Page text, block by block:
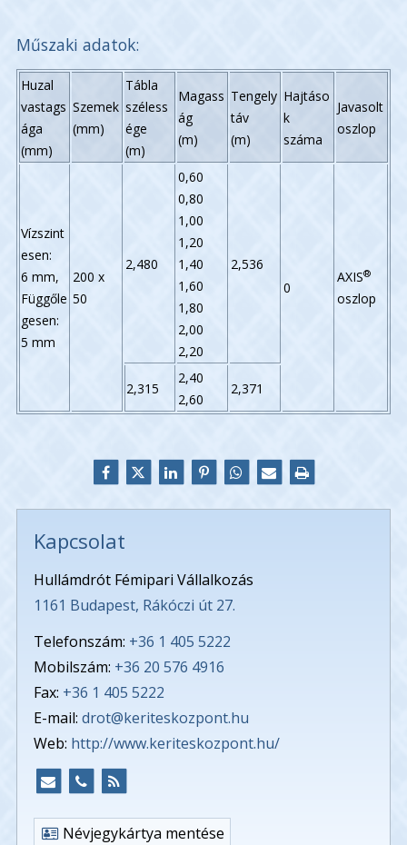
Műszaki adatok:
Huzal
vastags
ága
(mm)
Szemek
(mm)
Tábla
széless
ége
(m)
Magass
ág
(m)
Tengely
táv
(m)
Hajtáso
k
száma
Javasolt
oszlop
Vízszint
esen:
6 mm,
Függőle
gesen:
5 mm
200 x
50
2,480
0,60
0,80
1,00
1,20
1,40
1,60
1,80
2,00
2,20
2,536
0
AXIS®
oszlop
2,315
2,40
2,60
2,371
Kapcsolat
Hullámdrót Fémipari Vállalkozás
1161 Budapest, Rákóczi út 27.
Telefonszám: +36 1 405 5222
Mobilszám: +36 20 576 4916
Fax: +36 1 405 5222
E-mail: drot@keriteskozpont.hu
Web: http://www.keriteskozpont.hu/
Névjegykártya mentése